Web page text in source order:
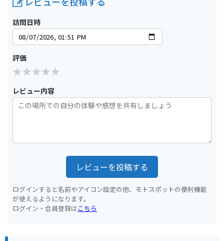
訪問日時
評価
レビュー内容
レビューを投稿する
ログインすると名前やアイコン設定の他、モトスポットの便利機能
が使えるようになります。
ログイン・会員登録はこちら